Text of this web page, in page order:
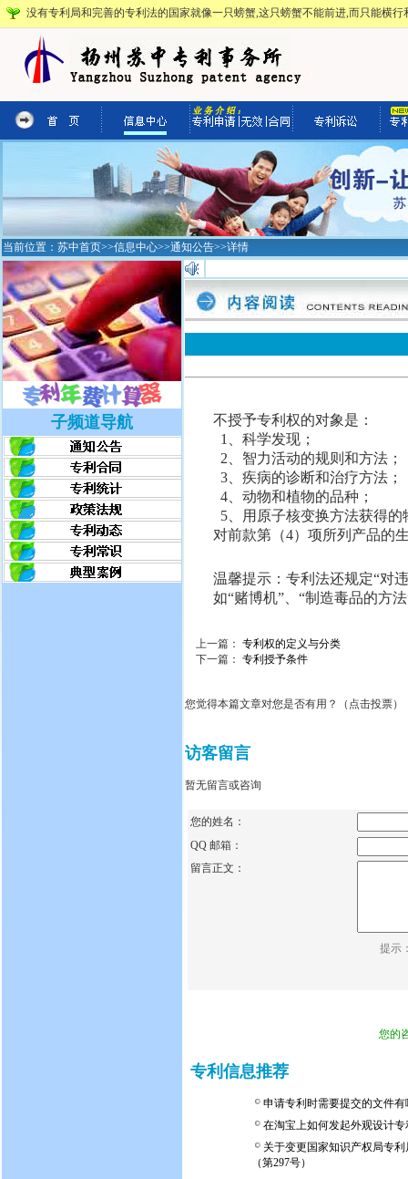
没有专利局和完善的专利法的国家就像一只螃蟹,这只螃蟹不能前进,而只能横
当前位置： 苏中首页>>信息中心>>通知公告>>详情
子频道导航
不授予专利权的对象是：
1、科学发现；
2、智力活动的规则和方法；
3、疾病的诊断和治疗方法；
4、动物和植物的品种；
5、用原子核变换方法获得的
对前款第（4）项所列产品的
温馨提示：专利法还规定“对
如“赌博机”、“制造毒品的方
上一篇： 专利权的定义与分类
下一篇： 专利授予条件
您觉得本篇文章对您是否有用？（点击投票）
访客留言
暂无留言或咨询
您的姓名：
QQ 邮箱：
留言正文：
提示
您的
专利信息推荐
申请专利时需要提交的文件有
在淘宝上如何发起外观设计
关于变更国家知识产权局专
（第297号）